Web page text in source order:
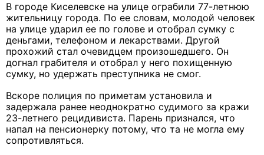
В городе Киселевске на улице ограбили 77-летнюю
жительницу города. По ее словам, молодой человек
на улице ударил ее по голове и отобрал сумку с
деньгами, телефоном и лекарствами. Другой
прохожий стал очевидцем произошедшего. Он
догнал грабителя и отобрал у него похищенную
сумку, но удержать преступника не смог.
Вскоре полиция по приметам установила и
задержала ранее неоднократно судимого за кражи
23-летнего рецидивиста. Парень признался, что
напал на пенсионерку потому, что та не могла ему
сопротивляться.